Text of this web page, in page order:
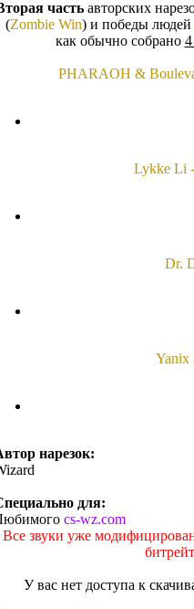
часть авторских
(Zombie Win) и победы людей
как обычно собрано
PHARAOH &
Lykke Li
Dr.
нарезок:
для:
cs-wz.com
Все звуки уже
У вас нет доступа к